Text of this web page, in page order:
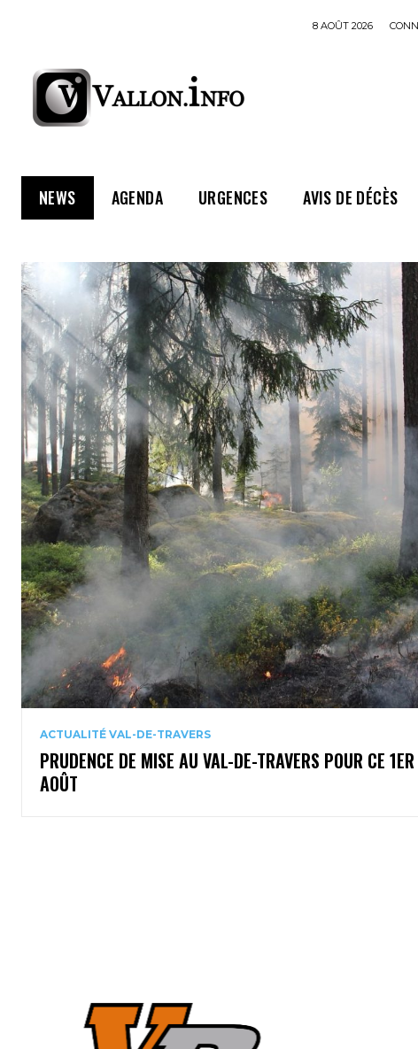
8 AOÛT 2026
NEWS AGENDA URGENCES AVIS DE DÉCÈS
ACTUALITÉ VAL-DE-TRAVERS
PRUDENCE DE MISE AU VAL-DE-TRAVERS POUR CE 1ER
AOÛT